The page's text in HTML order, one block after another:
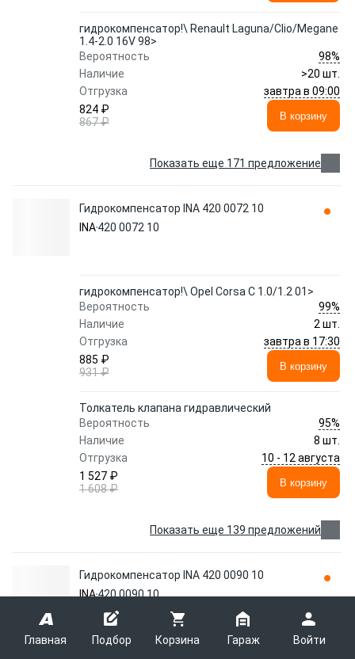
Главная Подбор Корзина Гараж Войти
гидрокомпенсатор!\ Renault Laguna/Clio/Megane
1.4-2.0 16V 98>
Вероятность
98%
Наличие
>20 шт.
Отгрузка
завтра в 09:00
824 ₽
867 ₽
В корзину
Показать еще 171 предложение
Гидрокомпенсатор INA 420 0072 10
INA420 0072 10
гидрокомпенсатор!\ Opel Corsa C 1.0/1.2 01>
Вероятность
99%
Наличие
2 шт.
Отгрузка
завтра в 17:30
885 ₽
931 ₽
В корзину
Толкатель клапана гидравлический
Вероятность
95%
Наличие
8 шт.
Отгрузка
10 - 12 августа
1 527 ₽
1 608 ₽
В корзину
Показать еще 139 предложений
Гидрокомпенсатор INA 420 0090 10
INA420 0090 10